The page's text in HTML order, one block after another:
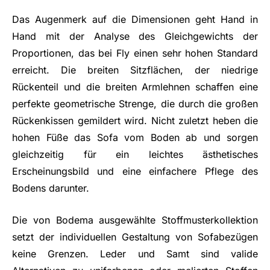
Das Augenmerk auf die Dimensionen geht Hand in
Hand mit der Analyse des Gleichgewichts der
Proportionen, das bei Fly einen sehr hohen Standard
erreicht. Die breiten Sitzflächen, der niedrige
Rückenteil und die breiten Armlehnen schaffen eine
perfekte geometrische Strenge, die durch die großen
Rückenkissen gemildert wird. Nicht zuletzt heben die
hohen Füße das Sofa vom Boden ab und sorgen
gleichzeitig für ein leichtes ästhetisches
Erscheinungsbild und eine einfachere Pflege des
Bodens darunter.
Die von Bodema ausgewählte Stoffmusterkollektion
setzt der individuellen Gestaltung von Sofabezügen
keine Grenzen. Leder und Samt sind valide